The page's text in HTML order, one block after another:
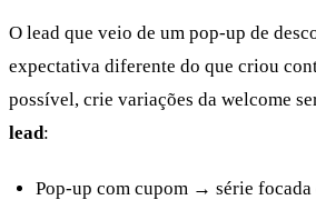
O lead que veio de um pop-up de
expectativa diferente do que criou
possível, crie variações da welcome
lead:
Pop-up com cupom → série focada